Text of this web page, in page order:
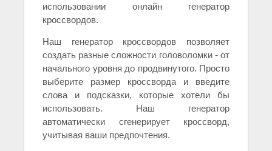
использовании онлайн генератор
кроссвордов.
Наш генератор кроссвордов позволяет
создать разные сложности головоломки - от
начального уровня до продвинутого. Просто
выберите размер кроссворда и введите
слова и подсказки, которые хотели бы
использовать. Наш генератор
автоматически сгенерирует кроссворд,
учитывая ваши предпочтения.